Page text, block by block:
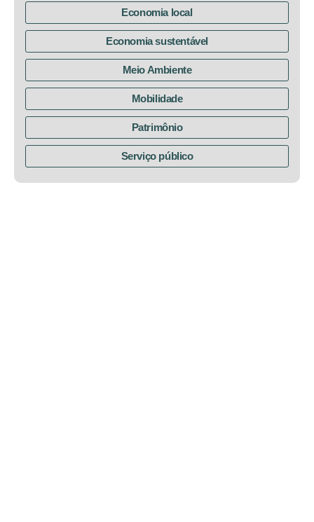
Economia local
Economia sustentável
Meio Ambiente
Mobilidade
Patrimônio
Serviço público